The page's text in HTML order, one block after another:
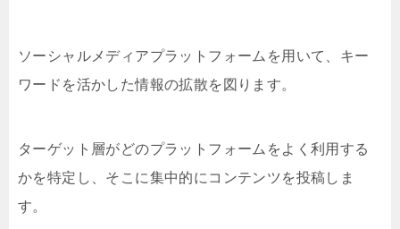
ソーシャルメディアプラットフォームを用いて、キー
ワードを活かした情報の拡散を図ります。
ターゲット層がどのプラットフォームをよく利用する
かを特定し、そこに集中的にコンテンツを投稿しま
す。